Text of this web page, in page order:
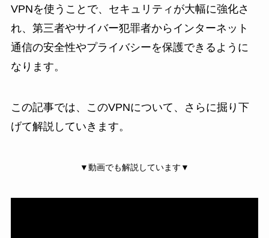
VPNを使うことで、セキュリティが大幅に強化さ
れ、第三者やサイバー犯罪者からインターネット
通信の安全性やプライバシーを保護できるように
なります。
この記事では、このVPNについて、さらに掘り下
げて解説していきます。
▼動画でも解説しています▼